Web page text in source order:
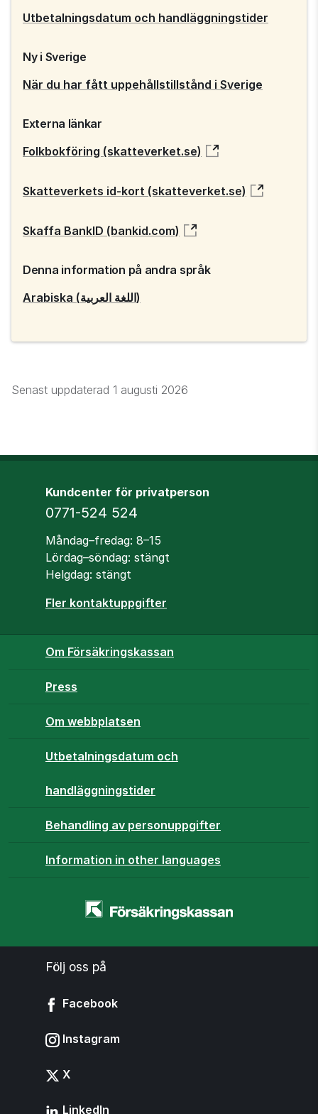
Utbetalningsdatum och handläggningstider
Ny i Sverige
När du har fått uppehållstillstånd i Sverige
Externa länkar
Folkbokföring (skatteverket.se)
Skatteverkets id-kort (skatteverket.se)
Skaffa BankID (bankid.com)
Denna information på andra språk
Arabiska (اللغة العربية)
Senast uppdaterad 1 augusti 2026
Kundcenter för privatperson
Telefon
0771-524 524
Öppettider
Måndag–fredag: 8–15
Lördag–söndag: stängt
Helgdag: stängt
Fler kontaktuppgifter
Om Försäkringskassan
Press
Om webbplatsen
Utbetalningsdatum och
handläggningstider
Behandling av personuppgifter
Information in other languages
Startsidan
Följ oss på
Facebook
Instagram
X
LinkedIn